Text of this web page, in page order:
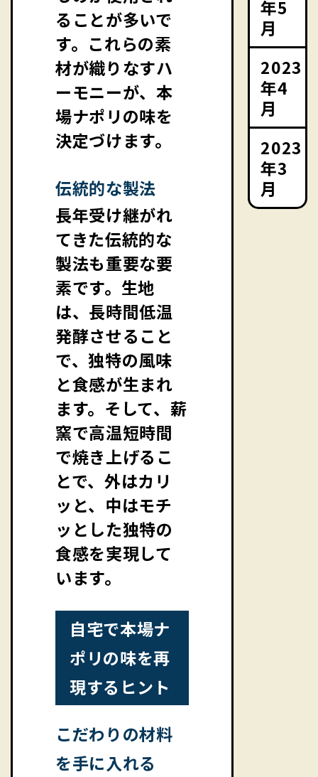
ることが多いで
す。これらの素
材が織りなすハ
ーモニーが、本
場ナポリの味を
決定づけます。
伝統的な製法
長年受け継がれ
てきた伝統的な
製法も重要な要
素です。生地
は、長時間低温
発酵させること
で、独特の風味
と食感が生まれ
ます。そして、薪
窯で高温短時間
で焼き上げるこ
とで、外はカリ
ッと、中はモチ
ッとした独特の
食感を実現して
います。
自宅で本場ナ
ポリの味を再
現するヒント
こだわりの材料
を手に入れる
年5
月
2023
年4
月
2023
年3
月